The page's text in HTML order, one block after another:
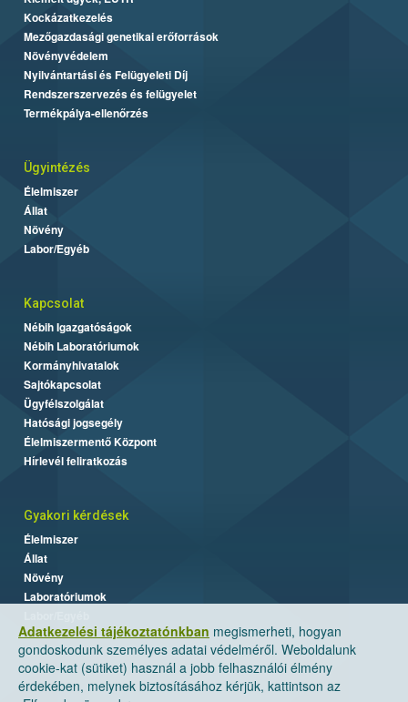
Adatkezelési tájékoztatónkban megismerheti, hogyan
gondoskodunk személyes adatai védelméről. Weboldalunk
cookie-kat (sütiket) használ a jobb felhasználói élmény
érdekében, melynek biztosításához kérjük, kattintson az
Kockázatkezelés
Mezőgazdasági genetikai erőforrások
Növényvédelem
Nyilvántartási és Felügyeleti Díj
Rendszerszervezés és felügyelet
Termékpálya-ellenőrzés
Ügyintézés
Élelmiszer
Állat
Növény
Labor/Egyéb
Kapcsolat
Nébih Igazgatóságok
Nébih Laboratóriumok
Kormányhivatalok
Sajtókapcsolat
Ügyfélszolgálat
Hatósági jogsegély
Élelmiszermentő Központ
Hírlevél feliratkozás
Gyakori kérdések
Élelmiszer
Állat
Növény
Laboratóriumok